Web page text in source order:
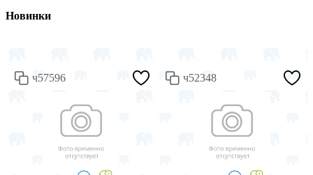
Новинки
ч57596 ч52348